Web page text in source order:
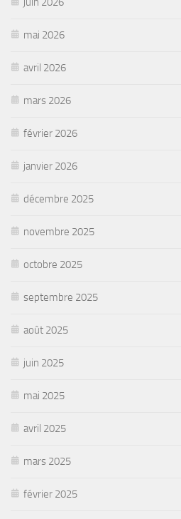
mai 2026
avril 2026
mars 2026
février 2026
janvier 2026
décembre 2025
novembre 2025
octobre 2025
septembre 2025
août 2025
juin 2025
mai 2025
avril 2025
mars 2025
février 2025